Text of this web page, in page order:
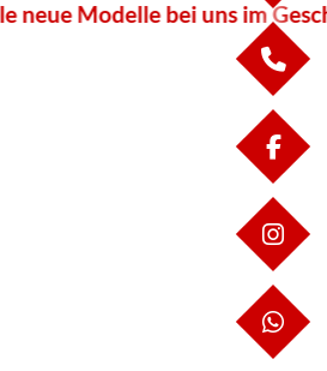
bei uns im Geschäft